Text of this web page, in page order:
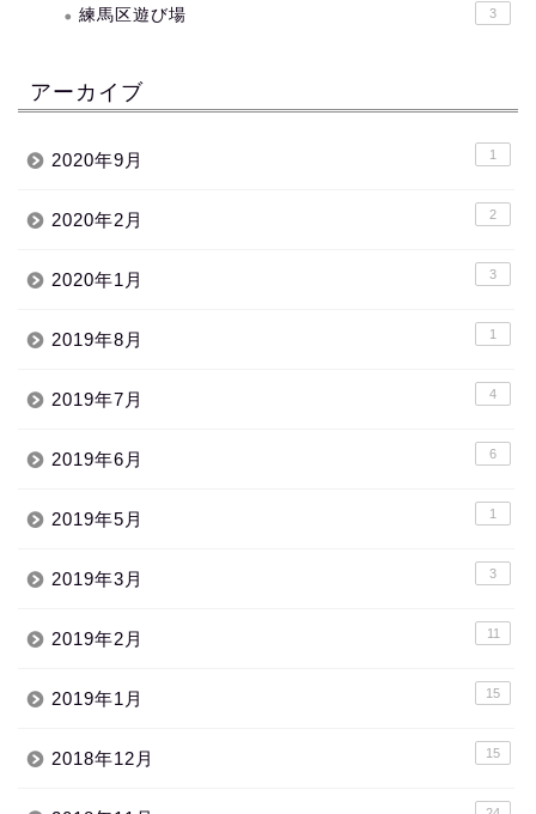
練馬区遊び場 3
アーカイブ
2020年9月 1
2020年2月 2
2020年1月 3
2019年8月 1
2019年7月 4
2019年6月 6
2019年5月 1
2019年3月 3
2019年2月 11
2019年1月 15
2018年12月 15